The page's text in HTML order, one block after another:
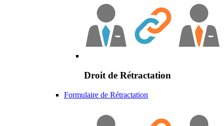
Droit de Rétractation
Formulaire de Rétractation